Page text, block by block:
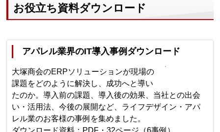
お役立ち資料ダウンロード
アパレル業界のIT導入事例ダウンロード
大塚商会のERPソリューションが現場の
課題をどのように解決し、成功へと導い
たのか。導入前の課題、導入後の効果、当社との出会
い・活用法、今後の展開など、ライフデザイン・アパ
レル業のお客様の事例を集めました。
ダウンロード資料：PDF・32ページ（6事例）